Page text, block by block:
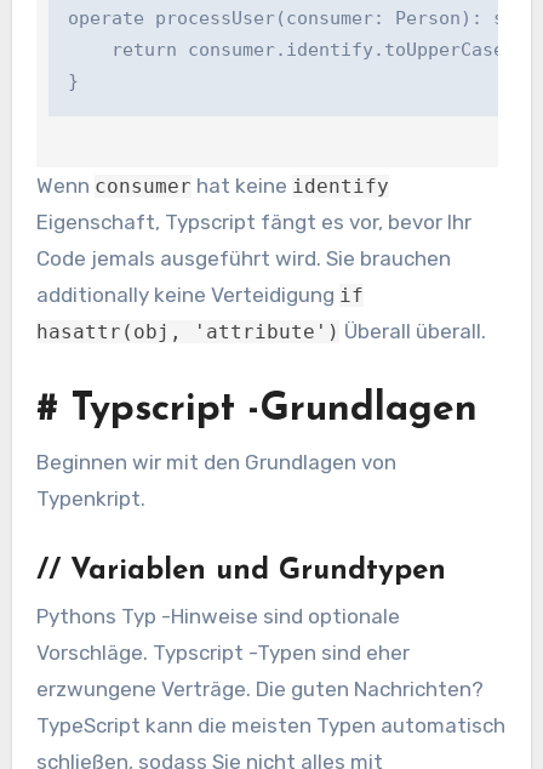
operate processUser(consumer: Person):
    return consumer.identify.toUpperCase();
}
Wenn consumer hat keine identify
Eigenschaft, Typscript fängt es vor, bevor Ihr
Code jemals ausgeführt wird. Sie brauchen
additionally keine Verteidigung if
hasattr(obj, 'attribute') Überall überall.
# Typscript -Grundlagen
Beginnen wir mit den Grundlagen von
Typenkript.
// Variablen und Grundtypen
Pythons Typ -Hinweise sind optionale
Vorschläge. Typscript -Typen sind eher
erzwungene Verträge. Die guten Nachrichten?
TypeScript kann die meisten Typen automatisch
schließen, sodass Sie nicht alles mit